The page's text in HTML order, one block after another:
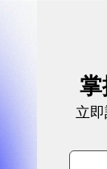
期相比大幅
關。
立